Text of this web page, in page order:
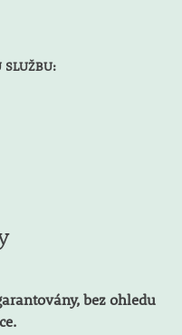
SLUŽBU:
bez ohledu